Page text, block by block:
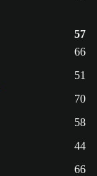
57
66
51
70
58
44
66